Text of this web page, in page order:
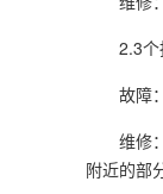
2.3个
故障
维修
附近的部